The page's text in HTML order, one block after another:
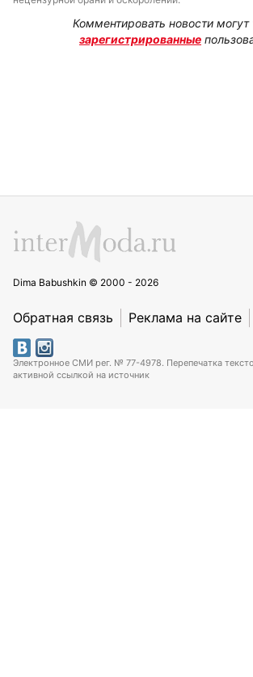
Комментировать новости могут
зарегистрированные
Dima Babushkin © 2000 - 2026
Обратная связь Реклама на сайте
Электронное СМИ рег. № 77-4978. Перепечатка
активной ссылкой на источник